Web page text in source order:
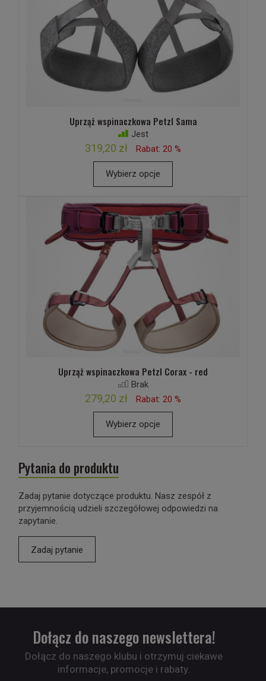
Uprząż wspinaczkowa Petzl Sama
Jest
319,20 zł Rabat: 20 %
Wybierz opcje
Uprząż wspinaczkowa Petzl Corax - red
Brak
279,20 zł Rabat: 20 %
Wybierz opcje
Pytania do produktu
Zadaj pytanie dotyczące produktu. Nasz zespół z
przyjemnością udzieli szczegółowej odpowiedzi na
zapytanie.
Zadaj pytanie
Dołącz do naszego newslettera!
Dołącz do naszego klubu i otrzymuj ciekawe
informacje, promocje i rabaty.